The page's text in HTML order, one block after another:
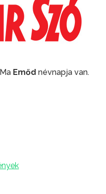
Emőd névnapja van.